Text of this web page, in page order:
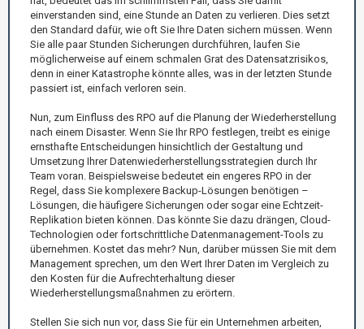
einverstanden sind, eine Stunde an Daten zu verlieren. Dies setzt
den Standard dafür, wie oft Sie Ihre Daten sichern müssen. Wenn
Sie alle paar Stunden Sicherungen durchführen, laufen Sie
möglicherweise auf einem schmalen Grat des Datensatzrisikos,
denn in einer Katastrophe könnte alles, was in der letzten Stunde
passiert ist, einfach verloren sein.
Nun, zum Einfluss des RPO auf die Planung der Wiederherstellung
nach einem Disaster. Wenn Sie Ihr RPO festlegen, treibt es einige
ernsthafte Entscheidungen hinsichtlich der Gestaltung und
Umsetzung Ihrer Datenwiederherstellungsstrategien durch Ihr
Team voran. Beispielsweise bedeutet ein engeres RPO in der
Regel, dass Sie komplexere Backup-Lösungen benötigen –
Lösungen, die häufigere Sicherungen oder sogar eine Echtzeit-
Replikation bieten können. Das könnte Sie dazu drängen, Cloud-
Technologien oder fortschrittliche Datenmanagement-Tools zu
übernehmen. Kostet das mehr? Nun, darüber müssen Sie mit dem
Management sprechen, um den Wert Ihrer Daten im Vergleich zu
den Kosten für die Aufrechterhaltung dieser
Wiederherstellungsmaßnahmen zu erörtern.
Stellen Sie sich nun vor, dass Sie für ein Unternehmen arbeiten,